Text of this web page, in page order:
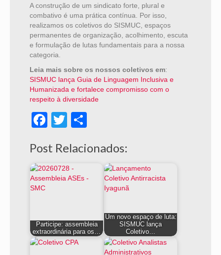
A construção de um sindicato forte, plural e
combativo é uma prática contínua. Por isso,
realizamos os coletivos do SISMUC, espaços
permanentes de organização, acolhimento, escuta
e formulação de lutas fundamentais para a nossa
categoria.
Leia mais sobre os nossos coletivos em:
SISMUC lança Guia de Linguagem Inclusiva e
Humanizada e fortalece compromisso com o
respeito à diversidade
Facebook
Twitter
Post Relacionados:
Participe: assembleia
extraordinária para os…
Um novo espaço de luta:
SISMUC lança
Coletivo…